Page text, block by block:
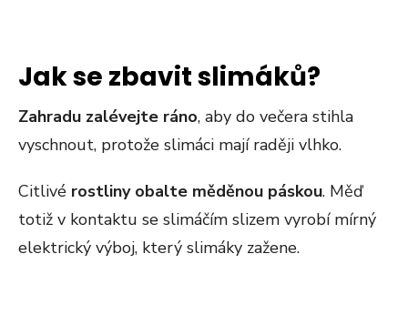
Jak se zbavit slimáků?
Zahradu zalévejte ráno, aby do večera stihla
vyschnout, protože slimáci mají raději vlhko.
Citlivé rostliny obalte měděnou páskou. Měď
totiž v kontaktu se slimáčím slizem vyrobí mírný
elektrický výboj, který slimáky zažene.